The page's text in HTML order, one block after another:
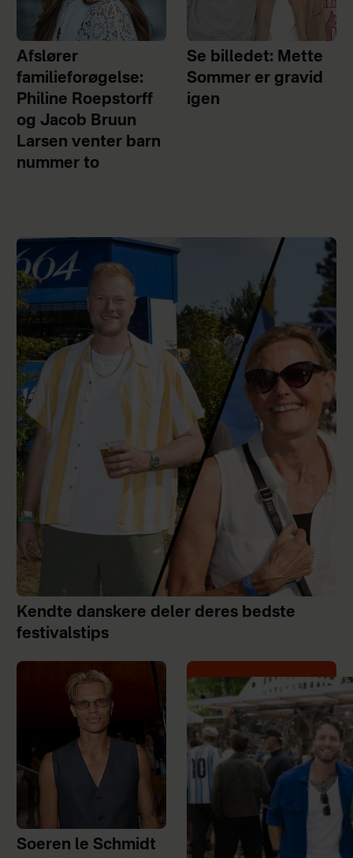
Afslører
familieforøgelse:
Philine Roepstorff
og Jacob Bruun
Larsen venter barn
nummer to
Se billedet: Mette
Sommer er gravid
igen
Kendte danskere deler deres bedste
festivalstips
Soeren le Schmidt